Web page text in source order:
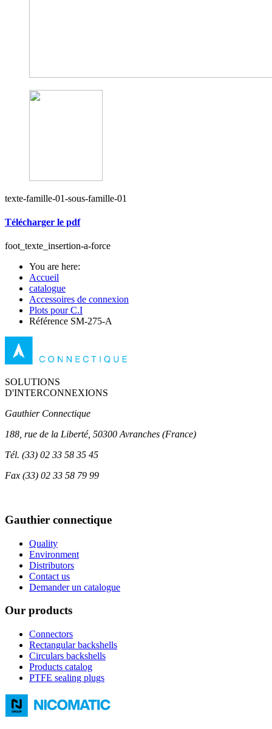
texte-famille-01-sous-famille-01
Télécharger le pdf
foot_texte_insertion-a-force
You are here:
Accueil
catalogue
Accessoires de connexion
Plots pour C.I
Référence SM-275-A
SOLUTIONS
D'INTERCONNEXIONS
Gauthier Connectique
188, rue de la Liberté, 50300 Avranches (France)
Tél. (33) 02 33 58 35 45
Fax (33) 02 33 58 79 99
Gauthier connectique
Quality
Environment
Distributors
Contact us
Demander un catalogue
Our products
Connectors
Rectangular backshells
Circulars backshells
Products catalog
PTFE sealing plugs